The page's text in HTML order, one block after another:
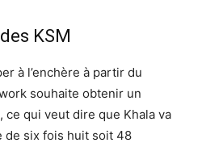
KSM
à l’enchère à partir du
souhaite obtenir un
, ce qui veut dire que Khala va
de six fois huit soit 48